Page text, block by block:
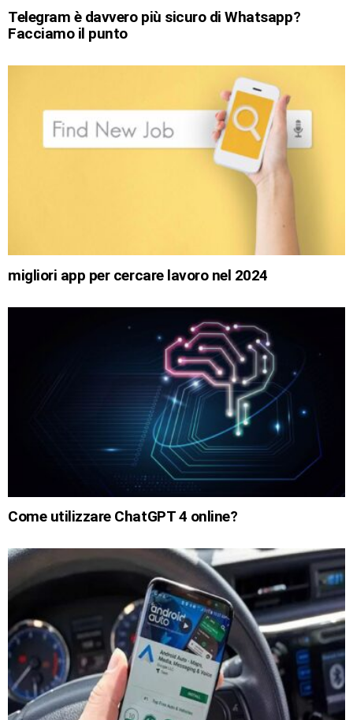
Telegram è davvero più sicuro di Whatsapp?
Facciamo il punto
migliori app per cercare lavoro nel 2024
Come utilizzare ChatGPT 4 online?